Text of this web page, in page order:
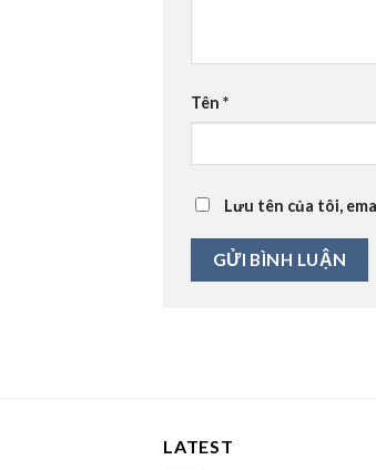
Tên *
Lưu tên của tôi,
LATEST